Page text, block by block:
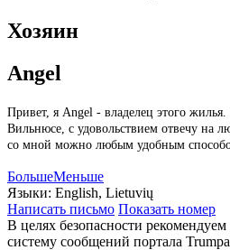
Хозяин
Angel
Привет, я Angel - владелец этого
Вильнюсе, с удовольствием отвечу на
со мной можно любым удобным
БольшеМеньше
Языки: English, Lietuvių
Написать письмо Показать номер
В целях безопасности рекомендуем
систему сообщений портала